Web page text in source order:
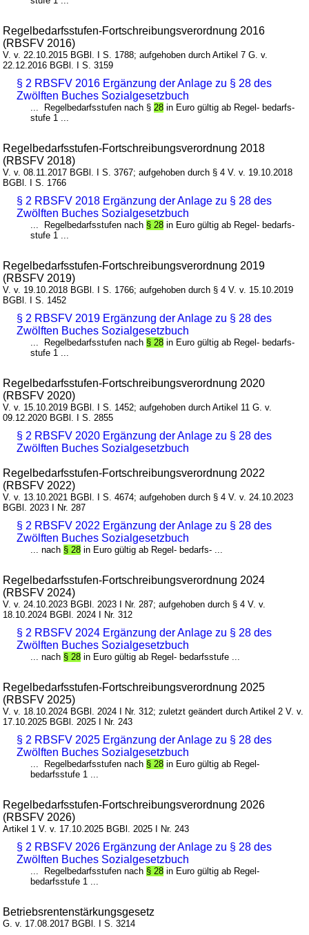
Regelbedarfsstufen-Fortschreibungsverordnung 2016
(RBSFV 2016)
V. v. 22.10.2015 BGBl. I S. 1788; aufgehoben durch Artikel 7 G. v.
22.12.2016 BGBl. I S. 3159
§ 2 RBSFV 2016 Ergänzung der Anlage zu § 28 des
Zwölften Buches Sozialgesetzbuch
... Regelbedarfsstufen nach §28 in Euro gültig ab Regel- bedarfs-
stufe 1 ...
Regelbedarfsstufen-Fortschreibungsverordnung 2018
(RBSFV 2018)
V. v. 08.11.2017 BGBl. I S. 3767; aufgehoben durch § 4 V. v. 19.10.2018
BGBl. I S. 1766
§ 2 RBSFV 2018 Ergänzung der Anlage zu § 28 des
Zwölften Buches Sozialgesetzbuch
... Regelbedarfsstufen nach § 28 in Euro gültig ab Regel- bedarfs-
stufe 1 ...
Regelbedarfsstufen-Fortschreibungsverordnung 2019
(RBSFV 2019)
V. v. 19.10.2018 BGBl. I S. 1766; aufgehoben durch § 4 V. v. 15.10.2019
BGBl. I S. 1452
§ 2 RBSFV 2019 Ergänzung der Anlage zu § 28 des
Zwölften Buches Sozialgesetzbuch
... Regelbedarfsstufen nach § 28 in Euro gültig ab Regel- bedarfs-
stufe 1 ...
Regelbedarfsstufen-Fortschreibungsverordnung 2020
(RBSFV 2020)
V. v. 15.10.2019 BGBl. I S. 1452; aufgehoben durch Artikel 11 G. v.
09.12.2020 BGBl. I S. 2855
§ 2 RBSFV 2020 Ergänzung der Anlage zu § 28 des
Zwölften Buches Sozialgesetzbuch
Regelbedarfsstufen-Fortschreibungsverordnung 2022
(RBSFV 2022)
V. v. 13.10.2021 BGBl. I S. 4674; aufgehoben durch § 4 V. v. 24.10.2023
BGBl. 2023 I Nr. 287
§ 2 RBSFV 2022 Ergänzung der Anlage zu § 28 des
Zwölften Buches Sozialgesetzbuch
... nach § 28 in Euro gültig ab Regel- bedarfs- ...
Regelbedarfsstufen-Fortschreibungsverordnung 2024
(RBSFV 2024)
V. v. 24.10.2023 BGBl. 2023 I Nr. 287; aufgehoben durch § 4 V. v.
18.10.2024 BGBl. 2024 I Nr. 312
§ 2 RBSFV 2024 Ergänzung der Anlage zu § 28 des
Zwölften Buches Sozialgesetzbuch
... nach § 28 in Euro gültig ab Regel- bedarfsstufe ...
Regelbedarfsstufen-Fortschreibungsverordnung 2025
(RBSFV 2025)
V. v. 18.10.2024 BGBl. 2024 I Nr. 312; zuletzt geändert durch Artikel 2 V. v.
17.10.2025 BGBl. 2025 I Nr. 243
§ 2 RBSFV 2025 Ergänzung der Anlage zu § 28 des
Zwölften Buches Sozialgesetzbuch
... Regelbedarfsstufen nach § 28 in Euro gültig ab Regel-
bedarfsstufe 1 ...
Regelbedarfsstufen-Fortschreibungsverordnung 2026
(RBSFV 2026)
Artikel 1 V. v. 17.10.2025 BGBl. 2025 I Nr. 243
§ 2 RBSFV 2026 Ergänzung der Anlage zu § 28 des
Zwölften Buches Sozialgesetzbuch
... Regelbedarfsstufen nach § 28 in Euro gültig ab Regel-
bedarfsstufe 1 ...
Betriebsrentenstärkungsgesetz
G. v. 17.08.2017 BGBl. I S. 3214